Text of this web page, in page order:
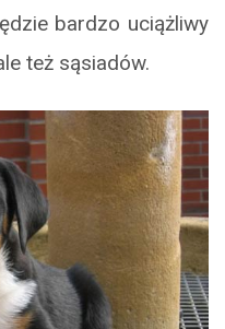
bardzo uciążliwy
też sąsiadów.